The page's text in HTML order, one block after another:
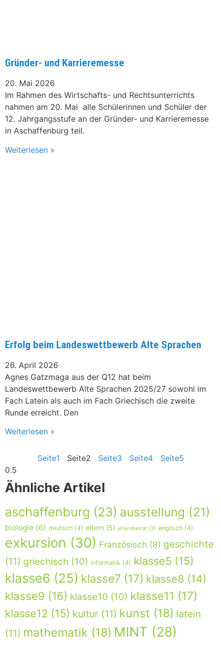
Gründer- und Karrieremesse
20. Mai 2026
Im Rahmen des Wirtschafts- und Rechtsunterrichts
nahmen am 20. Mai alle Schülerinnen und Schüler der
12. Jahrgangsstufe an der Gründer- und Karrieremesse
in Aschaffenburg teil.
Weiterlesen »
Erfolg beim Landeswettbewerb Alte Sprachen
26. April 2026
Agnes Gatzmaga aus der Q12 hat beim
Landeswettbewerb Alte Sprachen 2025/27 sowohl im
Fach Latein als auch im Fach Griechisch die zweite
Runde erreicht. Den
Weiterlesen »
Seite1 Seite2 Seite3 Seite4 Seite5
Ähnliche Artikel
aschaffenburg (23) ausstellung (21)
biologie (6) deutsch (4) eltern (5) elternbeirat (3) englisch (4)
exkursion (30) Französisch (8) geschichte
(11) griechisch (10) informatik (4) klasse5 (15)
klasse6 (25) klasse7 (17) klasse8 (14)
klasse9 (16) klasse10 (10) klasse11 (17)
klasse12 (15) kultur (11) kunst (18) latein
(11) mathematik (18) MINT (28)